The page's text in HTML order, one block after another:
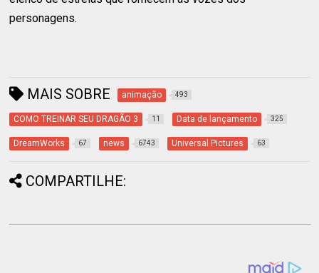
personagens.
MAIS SOBRE animação 493
COMO TREINAR SEU DRAGÃO 3 11 Data de lançamento 325
DreamWorks 67 news 6743 Universal Pictures 63
COMPARTILHE: